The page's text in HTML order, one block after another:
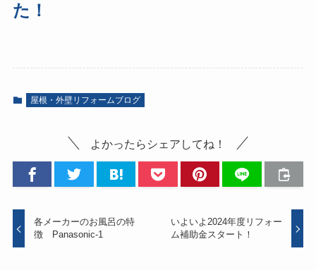
た！
屋根・外壁リフォームブログ
よかったらシェアしてね！
各メーカーのお風呂の特
徴 Panasonic-1
いよいよ2024年度リフォー
ム補助金スタート！